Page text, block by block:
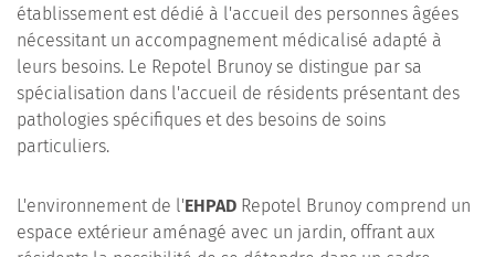
établissement est dédié à l'accueil des personnes âgées
nécessitant un accompagnement médicalisé adapté à
leurs besoins. Le Repotel Brunoy se distingue par sa
spécialisation dans l'accueil de résidents présentant des
pathologies spécifiques et des besoins de soins
particuliers.
L'environnement de l'EHPAD Repotel Brunoy comprend un
espace extérieur aménagé avec un jardin, offrant aux